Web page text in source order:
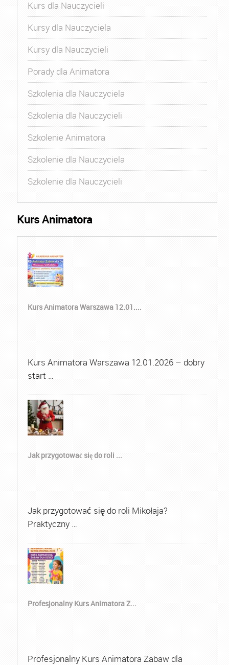
Kurs dla Nauczycieli
Kursy dla Nauczyciela
Kursy dla Nauczycieli
Porady dla Animatora
Szkolenia dla Nauczyciela
Szkolenia dla Nauczycieli
Szkolenie Animatora
Szkolenie dla Nauczyciela
Szkolenie dla Nauczycieli
Kurs Animatora
Kurs Animatora Warszawa 12.01....
Kurs Animatora Warszawa 12.01.2026 – dobry
start …
Jak przygotować się do roli ...
Jak przygotować się do roli Mikołaja?
Praktyczny …
Profesjonalny Kurs Animatora Z...
Profesjonalny Kurs Animatora Zabaw dla